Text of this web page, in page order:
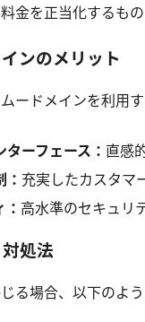
金を正当化するもの
ンのメリット
ードメインを利用
ーフェース： 直感
充実したカスタマ
高水準のセキュリ
処法
る場合、以下のよ